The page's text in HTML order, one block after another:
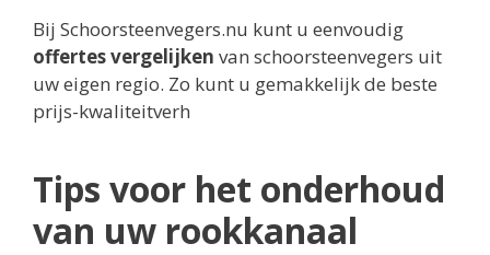
Bij Schoorsteenvegers.nu kunt u eenvoudig
offertes vergelijken van schoorsteenvegers uit
uw eigen regio. Zo kunt u gemakkelijk de beste
prijs-kwaliteitverh
Tips voor het onderhoud
van uw rookkanaal